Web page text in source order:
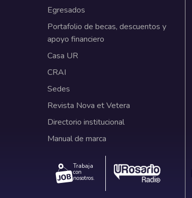
Egresados
Portafolio de becas, descuentos y
apoyo financiero
Casa UR
CRAI
Sedes
Revista Nova et Vetera
Directorio institucional
Manual de marca
Trabaja
con
nosotros.